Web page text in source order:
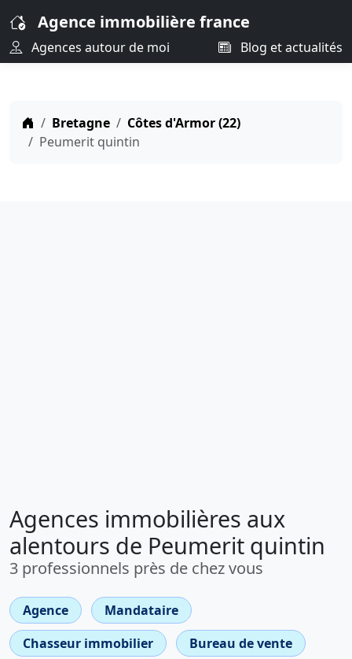
Agence immobilière france
Agences autour de moi Blog et actualités
Bretagne
Côtes d'Armor (22)
Peumerit quintin
Agences immobilières aux
alentours de Peumerit quintin
3 professionnels près de chez vous
Agence
Mandataire
Chasseur immobilier
Bureau de vente